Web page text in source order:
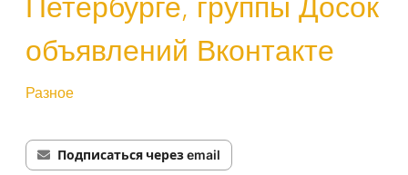
объявлений Вконтакте
Разное
Подписаться через email